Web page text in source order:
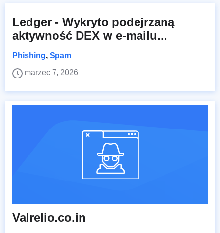
Ledger - Wykryto podejrzaną
aktywność DEX w e-mailu...
Phishing, Spam
marzec 7, 2026
Valrelio.co.in